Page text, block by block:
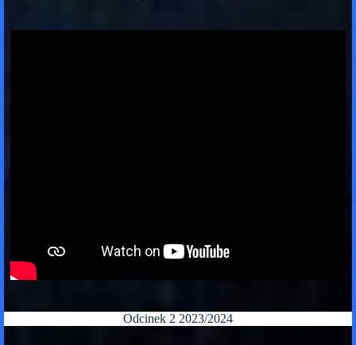
Odcinek 2 2023/2024